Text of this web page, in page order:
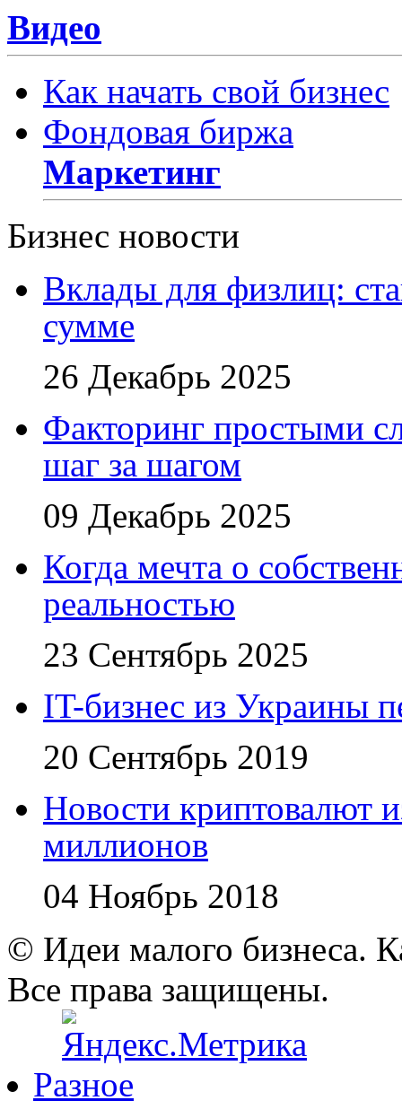
Видео
Как начать свой бизнес
Фондовая биржа
Маркетинг
Бизнес новости
Вклады для физлиц:
сумме
26 Декабрь 2025
Факторинг простыми
шаг за шагом
09 Декабрь 2025
Когда мечта о
реальностью
23 Сентябрь 2025
IT-бизнес из Украины
20 Сентябрь 2019
Новости криптовалют
миллионов
04 Ноябрь 2018
© Идеи малого бизнеса.
Все права защищены.
Разное